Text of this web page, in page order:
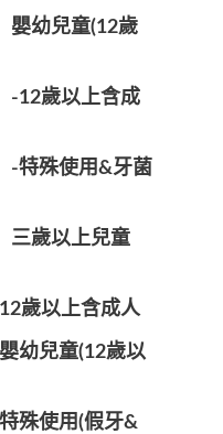
嬰幼兒童(12歲
-12歲以上含成
-特殊使用&牙菌
三歲以上兒童
歲以上含成人
幼兒童(12歲以
殊使用(假牙&